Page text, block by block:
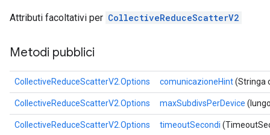
Attributi facoltativi per CollectiveReduceScatterV2
Metodi pubblici
CollectiveReduceScatterV2.Options comunicazioneHint(Stringa
CollectiveReduceScatterV2.Options maxSubdivsPerDevice
CollectiveReduceScatterV2.Options timeoutSecondi